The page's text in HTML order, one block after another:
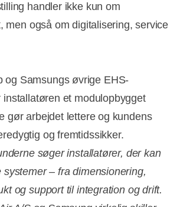
handler ikke kun om
men også om digitalisering, service
og Samsungs øvrige EHS-
installatøren et modulopbygget
gør arbejdet lettere og kundens
og fremtidssikker.
søger installatører, der kan
systemer – fra dimensionering,
og support til integration og drift.